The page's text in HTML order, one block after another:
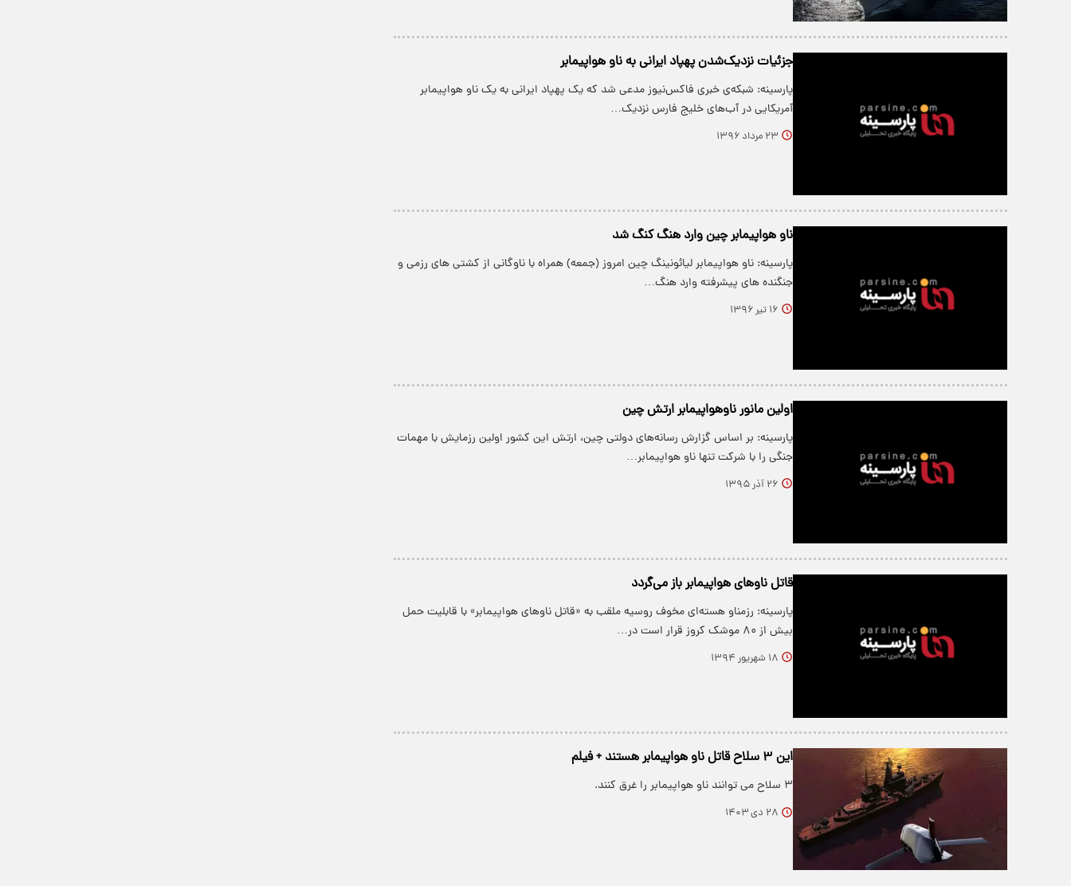
جزئیات نزدیک‌شدن پهپاد ایرانی به ناو هواپیمابر
پارسینه: شبکه‌ی خبری فاکس‌نیوز مدعی شد که یک پهپاد ایرانی به یک ناو هواپیمابر
آمریکایی در آب‌های خلیج فارس نزدیک…
۲۳ مرداد ۱۳۹۶
ناو هواپیمابر چین وارد هنگ کنگ شد
پارسینه: ناو هواپیمابر لیائونینگ چین امروز (جمعه) همراه با ناوگانی از کشتی های رزمی و
جنگنده های پیشرفته وارد هنگ…
۱۶ تیر ۱۳۹۶
اولین‌ مانور ناوهواپیمابر ارتش چین
پارسینه: بر اساس گزارش رسانه‌های دولتی چین، ارتش این کشور اولین رزمایش با مهمات
جنگی را با شرکت تنها ناو هواپیمابر…
۲۶ آذر ۱۳۹۵
قاتل ناو‌های هواپیمابر باز می‌گردد
پارسینه: رزمناو هسته‌ای مخوف روسیه ملقب به «قاتل ناوهای هواپیمابر» با قابلیت حمل
بیش از ۸۰ موشک کروز قرار است در…
۱۸ شهریور ۱۳۹۴
این ۳ سلاح قاتل ناو هواپیمابر هستند + فیلم
۳ سلاح می توانند ناو هواپیمابر را غرق کنند.
۲۸ دی ۱۴۰۳